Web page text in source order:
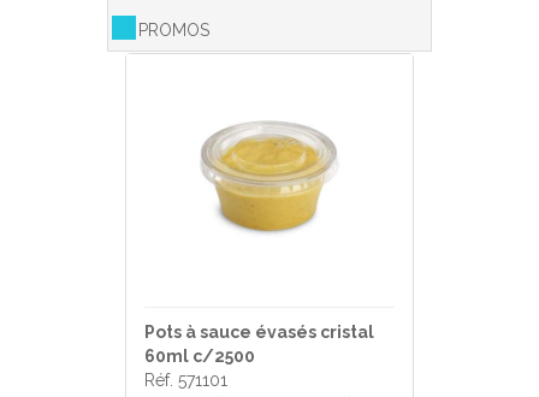
PROMOS
Pots à sauce évasés cristal
60ml c/2500
Réf. 571101